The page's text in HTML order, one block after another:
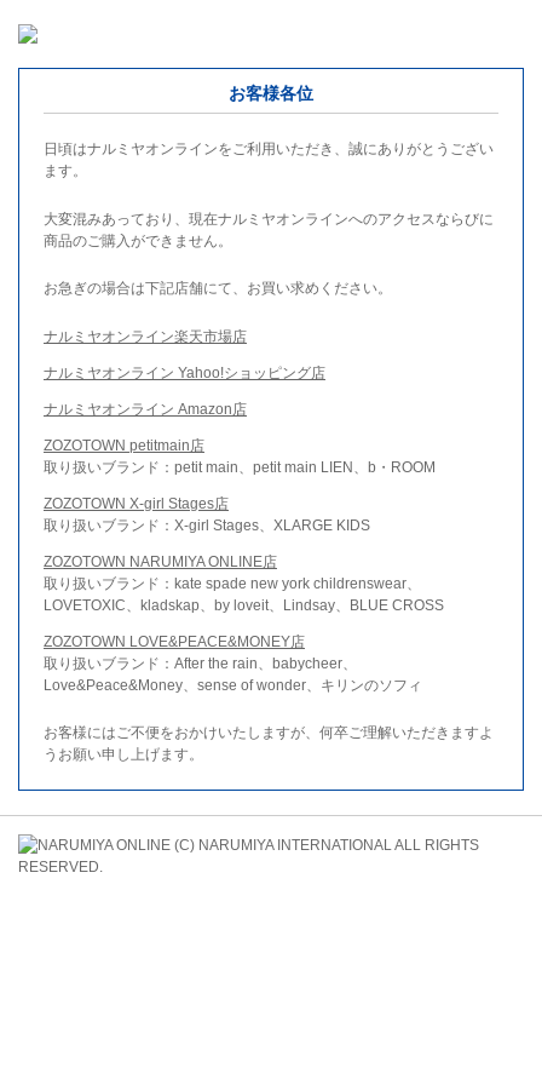
お客様各位
日頃はナルミヤオンラインをご利用いただき、誠にありがとうござい
ます。
大変混みあっており、現在ナルミヤオンラインへのアクセスならびに
商品のご購入ができません。
お急ぎの場合は下記店舗にて、お買い求めください。
ナルミヤオンライン楽天市場店
ナルミヤオンライン Yahoo!ショッピング店
ナルミヤオンライン Amazon店
ZOZOTOWN petitmain店
取り扱いブランド：petit main、petit main LIEN、b・ROOM
ZOZOTOWN X-girl Stages店
取り扱いブランド：X-girl Stages、XLARGE KIDS
ZOZOTOWN NARUMIYA ONLINE店
取り扱いブランド：kate spade new york childrenswear、
LOVETOXIC、kladskap、by loveit、Lindsay、BLUE CROSS
ZOZOTOWN LOVE&PEACE&MONEY店
取り扱いブランド：After the rain、babycheer、
Love&Peace&Money、sense of wonder、キリンのソフィ
お客様にはご不便をおかけいたしますが、何卒ご理解いただきますよ
うお願い申し上げます。